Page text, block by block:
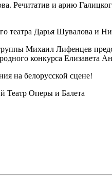
Речитатив и арию
театра Дарья Шувалова
Михаил Лифенцев
конкурса Елизавета
на белорусской сцене!
Театр Оперы и Балета